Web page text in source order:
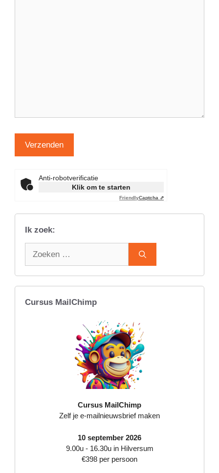
Anti-robotverificatie
Klik om te starten
FriendlyCaptcha ⇗
Ik zoek:
Cursus MailChimp
Cursus MailChimp
Zelf je e-mailnieuwsbrief maken
10 september 2026
9.00u - 16.30u in Hilversum
€398 per persoon